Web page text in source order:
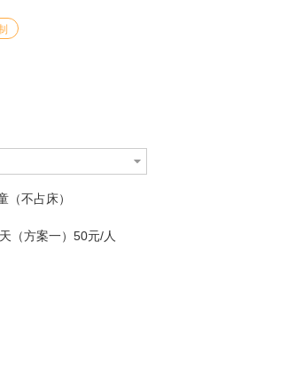
（不占床）
（方案一）50元/人